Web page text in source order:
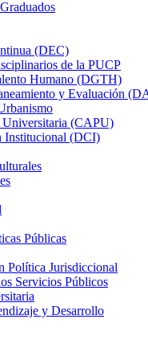
(DEC)
de la PUCP
Humano (DGTH)
y Evaluación
Universitaria (CAPU)
Institucional (DCI)
Públicas
Política Jurisdiccional
Servicios Públicos
y Desarrollo